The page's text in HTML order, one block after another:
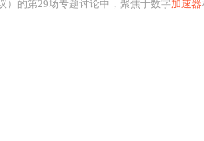
）的第29场专题讨论中，聚焦于数字加速器